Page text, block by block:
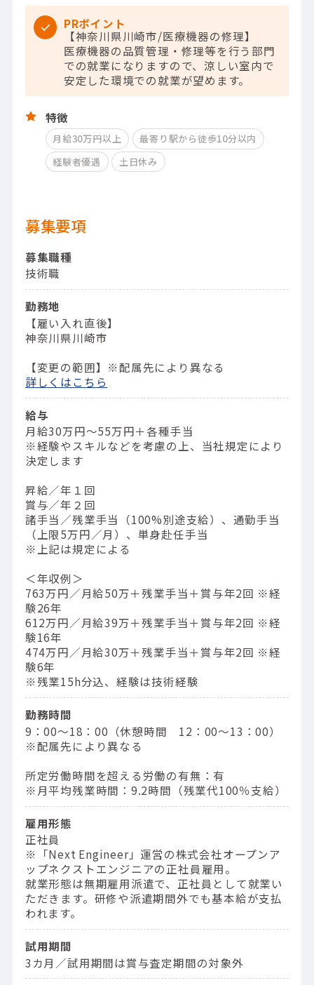
PRポイント
【神奈川県川崎市/医療機器の修理】
医療機器の品質管理・修理等を行う部門
での就業になりますので、涼しい室内で
安定した環境での就業が望めます。
特徴
月給30万円以上
最寄り駅から徒歩10分以内
経験者優遇
土日休み
募集要項
募集職種
技術職
勤務地
【雇い入れ直後】
神奈川県川崎市
【変更の範囲】※配属先により異なる
詳しくはこちら
給与
月給30万円～55万円＋各種手当
※経験やスキルなどを考慮の上、当社規定により
決定します
昇給／年１回
賞与／年２回
諸手当／残業手当（100%別途支給）、通勤手当
（上限5万円／月）、単身赴任手当
※上記は規定による
＜年収例＞
763万円／⽉給50万＋残業⼿当＋賞与年2回 ※経
験26年
612万円／⽉給39万＋残業⼿当＋賞与年2回 ※経
験16年
474万円／⽉給30万＋残業⼿当＋賞与年2回 ※経
験6年
※残業15h分込、経験は技術経験
勤務時間
9：00〜18：00（休憩時間 12：00〜13：00）
※配属先により異なる
所定労働時間を超える労働の有無：有
※月平均残業時間：9.2時間（残業代100％支給）
雇用形態
正社員
※「Next Engineer」運営の株式会社オープンア
ップネクストエンジニアの正社員雇用。
就業形態は無期雇用派遣で、正社員として就業い
ただきます。研修や派遣期間外でも基本給が支払
われます。
試用期間
3カ月／試用期間は賞与査定期間の対象外